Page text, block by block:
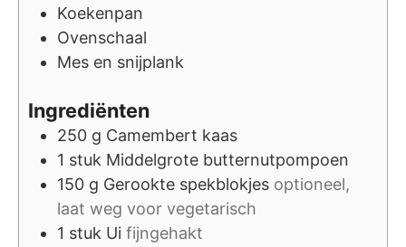
Koekenpan
Ovenschaal
Mes en snijplank
Ingrediënten
250 g Camembert kaas
1 stuk Middelgrote butternutpompoen
150 g Gerookte spekblokjes optioneel,
laat weg voor vegetarisch
1 stuk Ui fijngehakt